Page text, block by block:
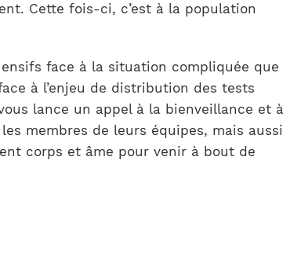
Cette fois-ci, c’est à la population
face à la situation compliquée que
à l’enjeu de distribution des tests
lance un appel à la bienveillance et à
membres de leurs équipes, mais aussi
corps et âme pour venir à bout de